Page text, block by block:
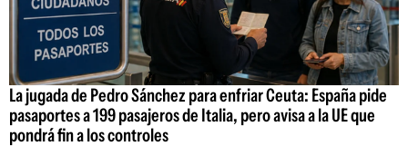
La jugada de Pedro Sánchez para enfriar Ceuta: España pide
pasaportes a 199 pasajeros de Italia, pero avisa a la UE que
pondrá fin a los controles